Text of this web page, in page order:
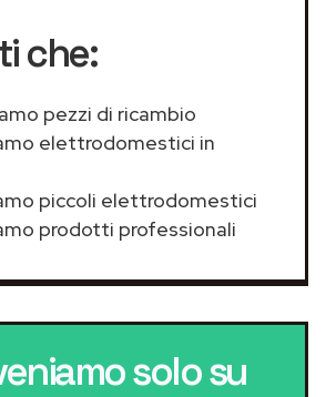
che:
pezzi di ricambio
elettrodomestici in
piccoli elettrodomestici
prodotti professionali
solo su